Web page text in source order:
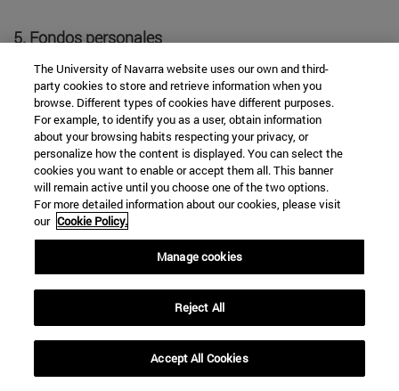
5.Fondos personales
La Universidad de Navarra pone al servicio de la
comunidad científica e investigadora diversos fondos
personales que ha recibido o custodia, de diferentes
orígenes, cronologías y temáticas. Para facilitar su
difusión, muchos de ellos se han digitalizado o se
encuentran en proceso de digitalización, y se han
dotado de instrumentos de descripción a los que se
accede a través de lapágina web de Fondos
Personales. Cuando la publicación conlleva
tratamiento de datos personales, éste se realiza con
fines de archivo en interés público, fines de
investigación científica o histórica o fines
estadísticos, al amparo del artículo 89 del
The University of Navarra website uses our own and third-
party cookies to store and retrieve information when you
browse. Different types of cookies have different purposes.
For example, to identify you as a user, obtain information
about your browsing habits respecting your privacy, or
personalize how the content is displayed. You can select the
cookies you want to enable or accept them all. This banner
will remain active until you choose one of the two options.
For more detailed information about our cookies, please visit
our Cookie Policy.
Manage cookies
Reject All
Accept All Cookies